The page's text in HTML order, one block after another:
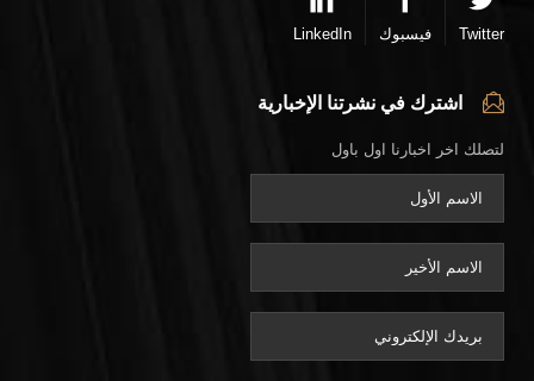
Twitter فيسبوك LinkedIn
اشترك في نشرتنا الإخبارية
لتصلك اخر اخبارنا اول باول